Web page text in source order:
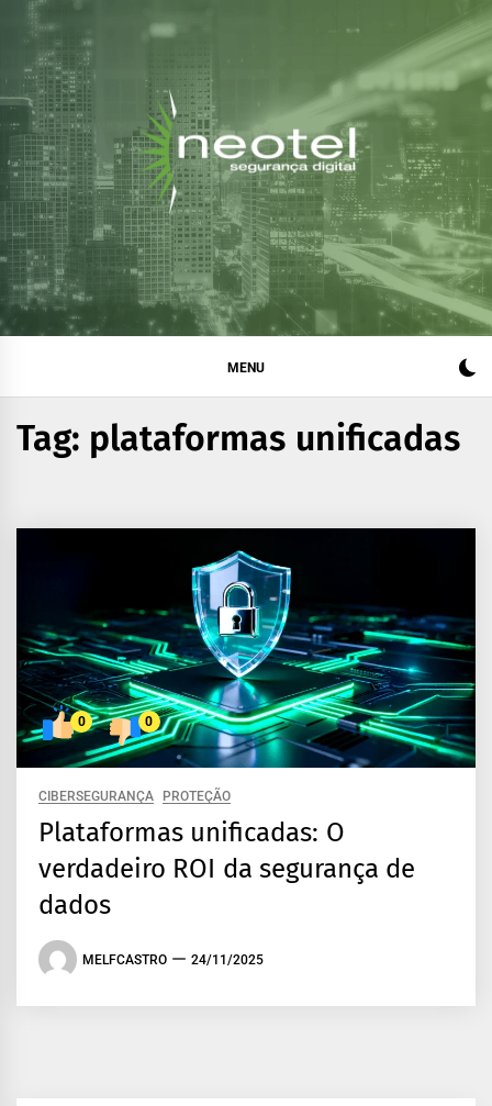
Blog da Neotel
Segurança Digital
Informações e notícias sobre segurança digital, legislação
e compliance
MENU
Tag: plataformas unificadas
0 0
CIBERSEGURANÇA PROTEÇÃO
Plataformas unificadas: O
verdadeiro ROI da segurança de
dados
MELFCASTRO 24/11/2025